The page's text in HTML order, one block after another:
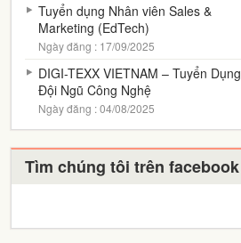
Tuyển dụng Nhân viên Sales &
Marketing (EdTech)
Ngày đăng : 17/09/2025
DIGI-TEXX VIETNAM – Tuyển Dụng
Đội Ngũ Công Nghệ
Ngày đăng : 04/08/2025
Tìm chúng tôi trên facebook